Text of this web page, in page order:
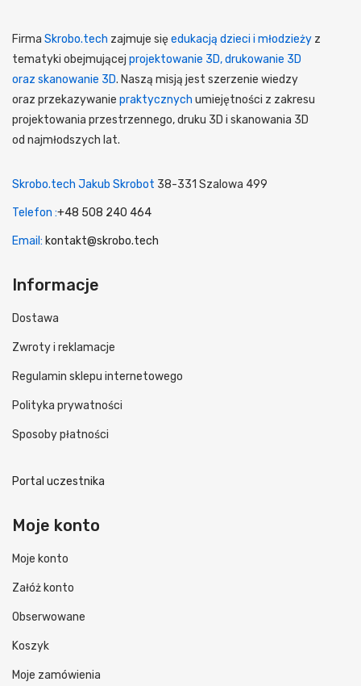
Firma Skrobo.tech zajmuje sięedukacją dzieci i młodzieży z
tematyki obejmującej projektowanie 3D, drukowanie 3D
oraz skanowanie 3D. Naszą misją jest szerzenie wiedzy
oraz przekazywanie praktycznych umiejętności z zakresu
projektowania przestrzennego, druku 3D i skanowania 3D
od najmłodszych lat.
Skrobo.tech Jakub Skrobot 38-331 Szalowa 499
Telefon :+48 508 240 464
Email: kontakt@skrobo.tech
Informacje
Dostawa
Zwroty i reklamacje
Regulamin sklepu internetowego
Polityka prywatności
Sposoby płatności
Portal uczestnika
Moje konto
Moje konto
Załóż konto
Obserwowane
Koszyk
Moje zamówienia